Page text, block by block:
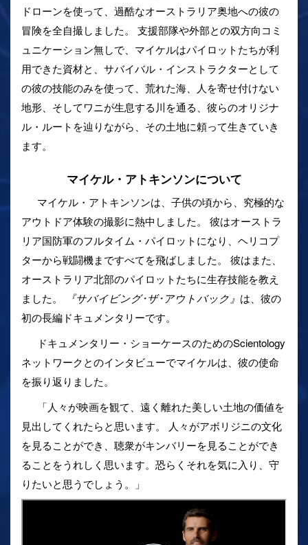
ドローンを使って、過酷なオーストラリア奥地への彼の
冒険を全自撮しました。 支援部隊や外部との双方向コミ
ュニケーション無しで、マイケルはパイロットたちが利
用できた資材と、サバイバル・インストラクターとして
の彼の技能のみを使って、荒れた海、人を寄せ付けない
地形、そしてワニが生息する川を通る、彼らのオリジナ
ル・ルートを辿りながら、その土地に頼って生きていき
ます。
マイケル・アトキンソンについて
マイケル・アトキンソンは、子供の頃から、究極的な
アウトドア体験の撮影に熱中しました。 彼はオーストラ
リア国防軍のフルタイム・パイロットになり、ヘリコプ
ターから戦闘機まですべてを飛ばしました。 彼はまた、
オーストラリア北部のパイロットたちに生存技能を教え
ました。
『サバイビング･ザ･アウトバック』 は、彼の
初の長編ドキュメンタリーです。
ドキュメンタリー・ショーケースのためのScientology
ネットワークとのインタビューでマイケルは、彼の使命
を振り返りました。
「人々が映画を観て、遠く離れた美しい土地の価値を
見出してくれたらと思います。 人々がアボリジニの文化
を見ることができ、聴衆がキンバリーを見ることができ
ることをうれしく思います。恐らくそれを気に入り、守
りたいと思うでしょう。」